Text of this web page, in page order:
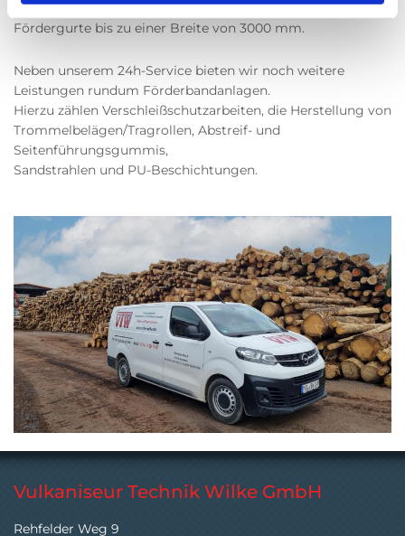
deutschlandweit im Einsatz. Wir liefern und vulkanisieren
Fördergurte bis zu einer Breite von 3000 mm.
Neben unserem 24h-Service bieten wir noch weitere
Leistungen rundum Förderbandanlagen.
Hierzu zählen Verschleißschutzarbeiten, die Herstellung von
Trommelbelägen/Tragrollen, Abstreif- und
Seitenführungsgummis,
Sandstrahlen und PU-Beschichtungen.
Vulkaniseur Technik Wilke GmbH
Rehfelder Weg 9